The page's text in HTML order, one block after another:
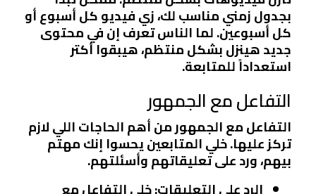
بجدول زمني مناسب لك، زي فيديو كل أسبوع أو
كل أسبوعين. لما الناس تعرف إن في محتوى
جديد هينزل بشكل منتظم، هيبقوا أكتر
استعداداً للمتابعة.
التفاعل مع الجمهور
التفاعل مع الجمهور من أهم الحاجات اللي لازم
تركز عليها. خلي المتابعين يحسوا إنك مهتم
بيهم، ورد على تعليقاتهم وأسئلتهم.
الرد على التعليقات: خلي التفاعل مع